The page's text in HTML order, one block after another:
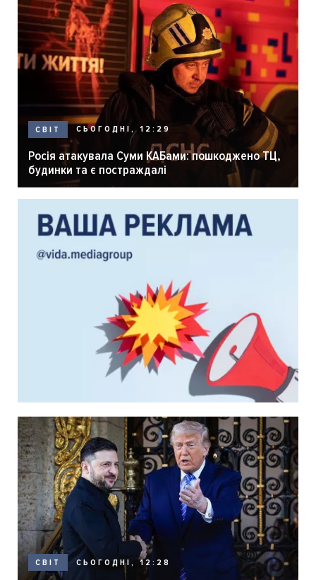
СВІТ СЬОГОДНІ, 12:29
Росія атакувала Суми КАБами: пошкоджено ТЦ,
будинки та є постраждалі
СВІТ СЬОГОДНІ, 12:28